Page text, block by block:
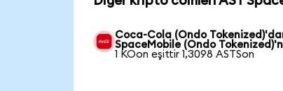
Coca-Cola (Ondo
SpaceMobile (Ondo
1 KOon eşittir 1,3098 ASTSon